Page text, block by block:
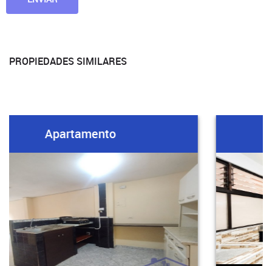
PROPIEDADES SIMILARES
Apartamento